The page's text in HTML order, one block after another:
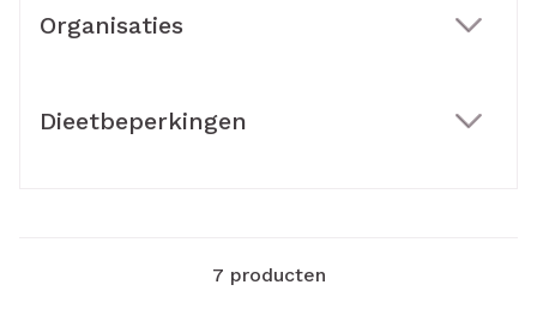
Organisaties
Dieetbeperkingen
7 producten